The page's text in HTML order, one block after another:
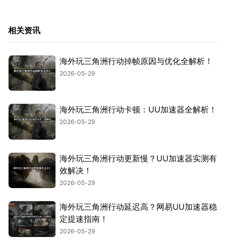
相关资讯
海外玩三角洲行动掉帧原因与优化全解析！
2026-05-29
海外玩三角洲行动卡顿：UU加速器全解析！
2026-05-29
海外玩三角洲行动更新慢？UU加速器实测有
效解决！
2026-05-29
海外玩三角洲行动延迟高？网易UU加速器稳
定提速指南！
2026-05-29